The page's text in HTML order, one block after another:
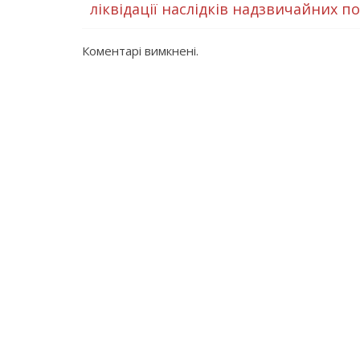
ліквідації наслідків надзвичайних
Коментарі вимкнені.